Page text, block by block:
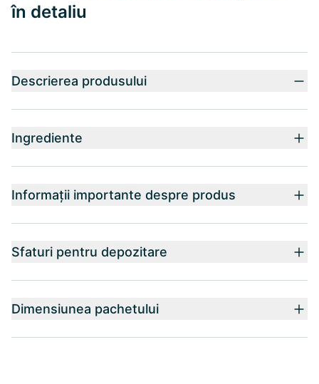
în detaliu
Descrierea produsului
Ingrediente
Informații importante despre produs
Sfaturi pentru depozitare
Dimensiunea pachetului